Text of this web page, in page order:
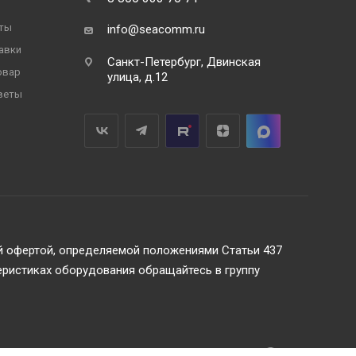
info@seacomm.ru
Санкт-Петербург, Двинская
улица, д.12
офертой, определяемой положениями Статьи 437
оборудования обращайтесь в группу